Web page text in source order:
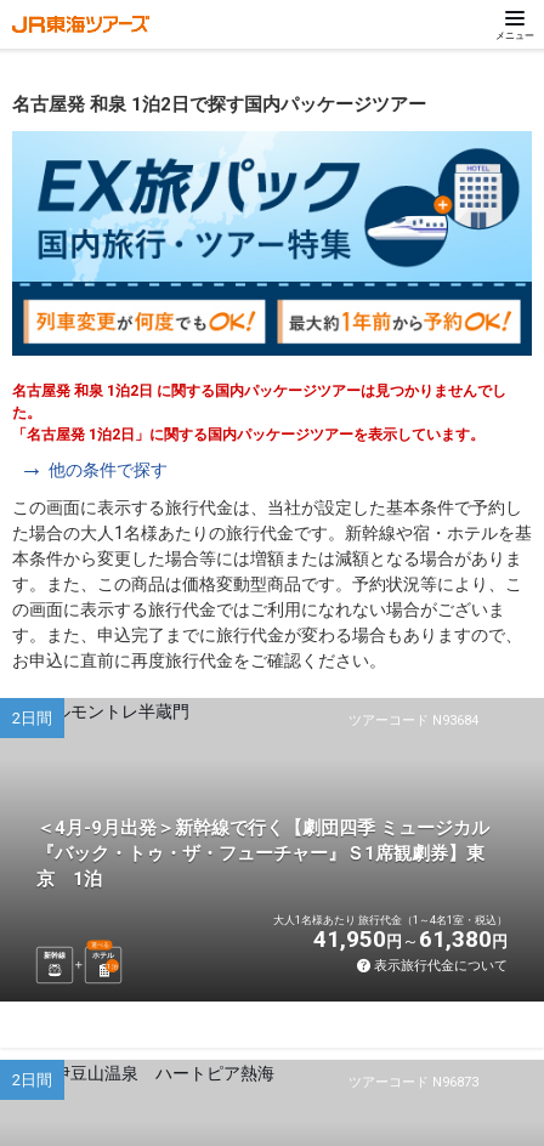
メニュー
名古屋発 和泉 1泊2日で探す国内パッケージツアー
名古屋発 和泉 1泊2日 に関する国内パッケージツアーは見つかりませんでし
た。
「名古屋発 1泊2日」に関する国内パッケージツアーを表示しています。
他の条件で探す
この画面に表示する旅行代金は、当社が設定した基本条件で予約し
た場合の大人1名様あたりの旅行代金です。新幹線や宿・ホテルを基
本条件から変更した場合等には増額または減額となる場合がありま
す。また、この商品は価格変動型商品です。予約状況等により、こ
の画面に表示する旅行代金ではご利用になれない場合がございま
す。また、申込完了までに旅行代金が変わる場合もありますので、
お申込に直前に再度旅行代金をご確認ください。
ツアーコード N93684
2日間
＜4月-9月出発＞新幹線で行く【劇団四季 ミュージカル
『バック・トゥ・ザ・フューチャー』Ｓ1席観劇券】東
京 1泊
新幹線 ホテル
選べる
1 泊
大人1名様あたり 旅行代金（1～4名1室・税込）
41,950 円 61,380 円
表示旅行代金について
ツアーコード N96873
2日間